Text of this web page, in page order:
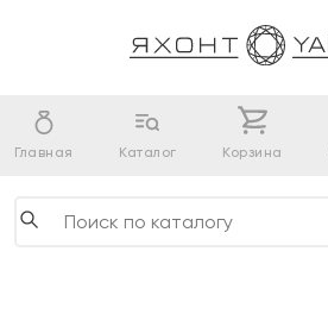
Главная Каталог Корзина